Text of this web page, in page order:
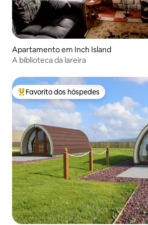
Apartamento em Inch Island
A biblioteca da lareira
Favoritos dos hóspedes mais apreciados
Favorito dos hóspedes